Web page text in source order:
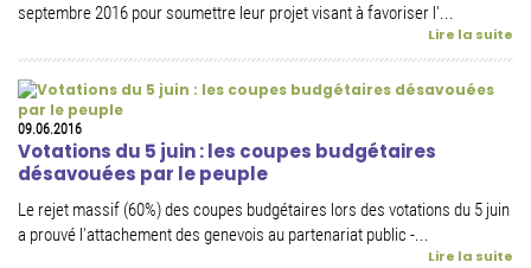
septembre 2016 pour soumettre leur projet visant à favoriser l'...
Lire la suite
09.06.2016
Votations du 5 juin : les coupes budgétaires
désavouées par le peuple
Le rejet massif (60%) des coupes budgétaires lors des votations du 5 juin
a prouvé l'attachement des genevois au partenariat public -...
Lire la suite